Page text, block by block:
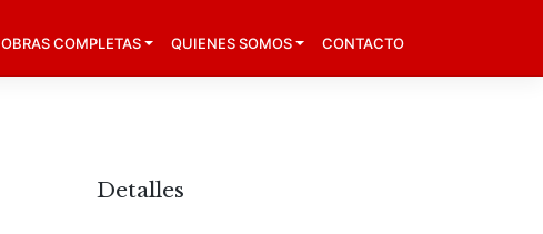
OBRAS COMPLETAS QUIENES SOMOS CONTACTO
Detalles